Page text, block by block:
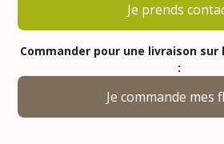
Je prends
Commander pour une livraison sur
:
Je commande mes